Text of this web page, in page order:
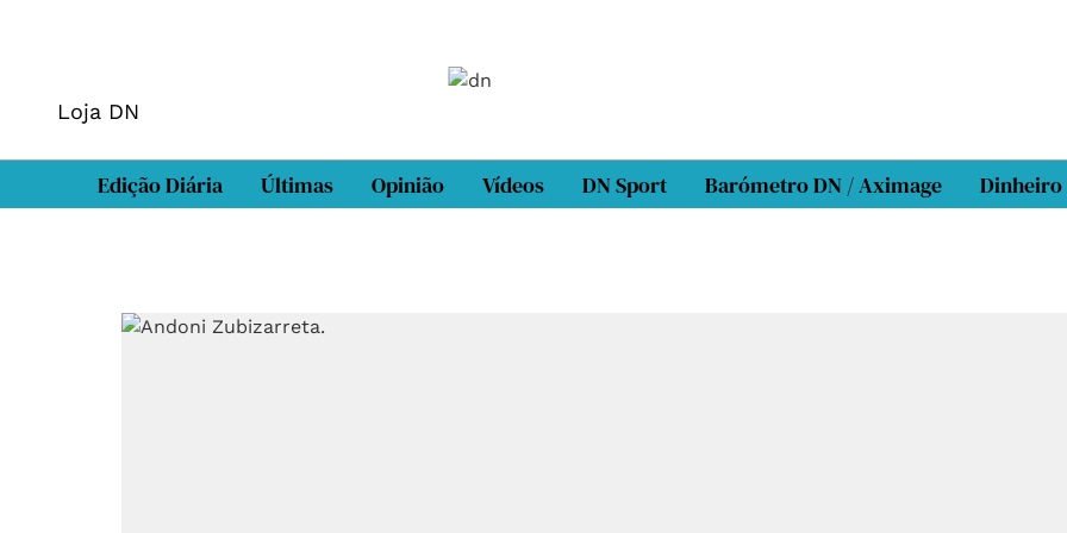
Loja DN
Edição Diária Últimas Opinião Vídeos DN Sport Barómetro DN / Aximage Dinheiro